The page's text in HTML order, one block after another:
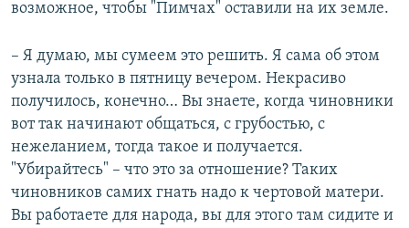
возможное, чтобы "Пимчах" оставили на их земле.
– Я думаю, мы сумеем это решить. Я сама об этом
узнала только в пятницу вечером. Некрасиво
получилось, конечно… Вы знаете, когда чиновники
вот так начинают общаться, с грубостью, с
нежеланием, тогда такое и получается.
"Убирайтесь" – что это за отношение? Таких
чиновников самих гнать надо к чертовой матери.
Вы работаете для народа, вы для этого там сидите и